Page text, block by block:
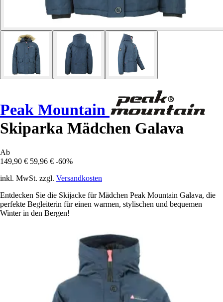
Peak Mountain
Skiparka Mädchen Galava
Ab
149,90 € 59,96 € -60%
inkl. MwSt. zzgl. Versandkosten
Entdecken Sie die Skijacke für Mädchen Peak Mountain Galava, die
perfekte Begleiterin für einen warmen, stylischen und bequemen
Winter in den Bergen!